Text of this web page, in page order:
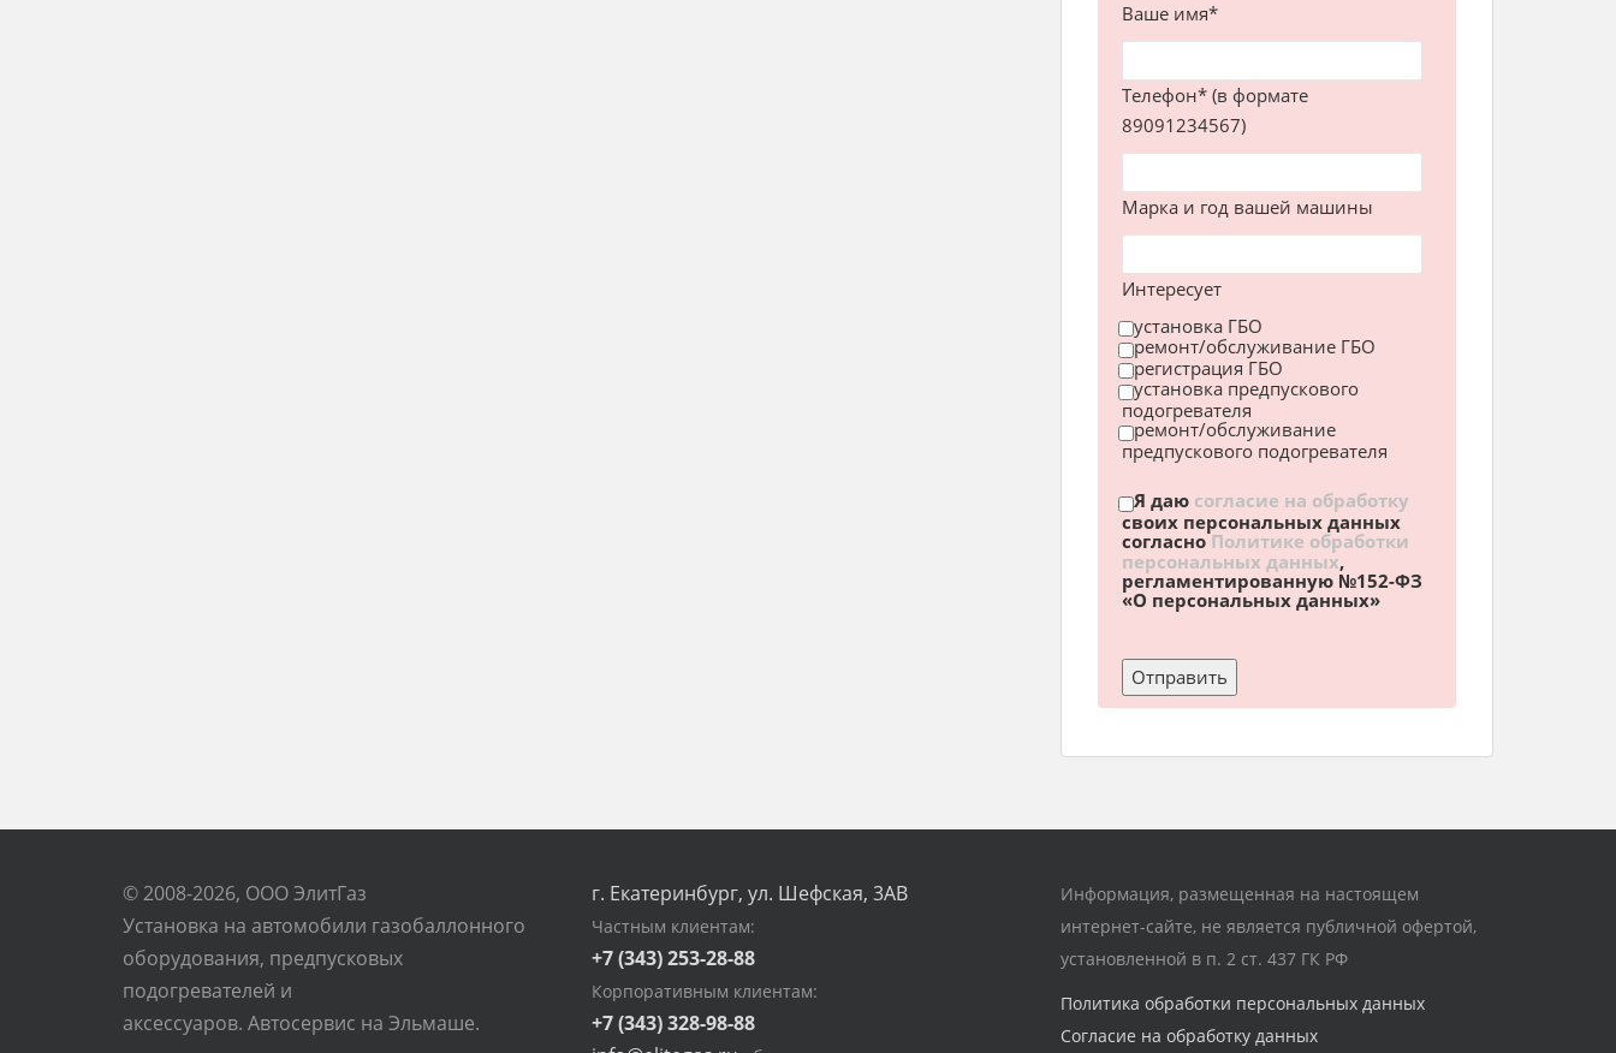
Ваше имя*
Телефон* (в формате
89091234567)
Марка и год вашей машины
Интересует
установка ГБО
ремонт/обслуживание ГБО
регистрация ГБО
установка предпускового
подогревателя
ремонт/обслуживание
предпускового подогревателя
Я даю согласие на обработку
своих персональных данных
согласноПолитике обработки
персональных данных,
регламентированную №152-ФЗ
«О персональных данных»
© 2008-2026, ООО ЭлитГаз
Установка на автомобили газобаллонного
оборудования, предпусковых
подогревателей и
аксессуаров. Автосервис на Эльмаше.
г. Екатеринбург, ул. Шефская, 3АВ
Частным клиентам:
+7 (343) 253-28-88
Корпоративным клиентам:
+7 (343) 328-98-88
Информация, размещенная на настоящем
интернет-сайте, не является публичной офертой,
установленной в п. 2 ст. 437 ГК РФ
Политика обработки персональных данных
Согласие на обработку данных